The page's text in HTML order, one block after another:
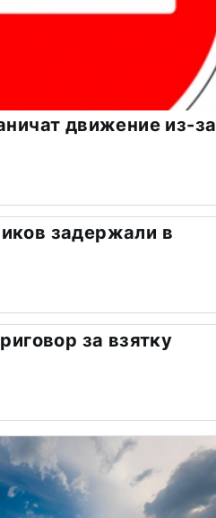
движение из-за
задержали в
за взятку